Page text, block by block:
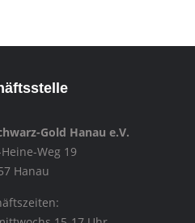
Gold Hanau e.V.
Weg 19
Hanau